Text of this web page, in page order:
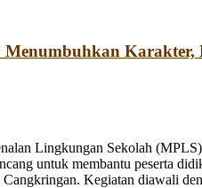
Lingkungan Sekolah
untuk membantu peserta
Kegiatan diawali